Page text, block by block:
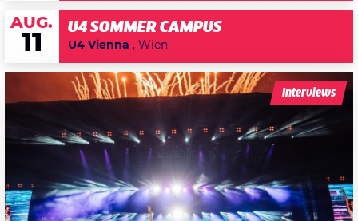
AUG.
11
U4 SOMMER CAMPUS
U4 Vienna , Wien
Interviews